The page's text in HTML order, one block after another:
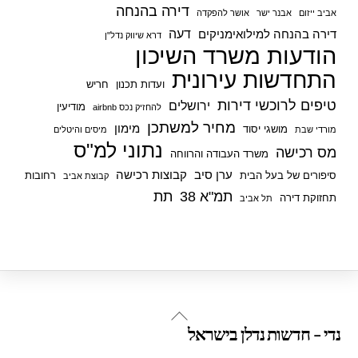
אביב ייזום אבנר ישר אושר להפקדה דירה בהנחה
דירה בהנחה למילואימניקים דעה דרא שיווק נדל"ן
הודעות משרד השיכון
התחדשות עירונית ועדות תכנון חריש
טיפים לרוכשי דירות ירושלים להחזיק נכס airbnb מודיעין
מורדי שבת מושגי יסוד מחיר למשתכן מימון מיסים והיטלים
מס רכישה משרד העבודה והרווחה נתוני למ"ס
סיפורים של בעל הבית ערן סיב קבוצות רכישה קבוצת אביב
רחובות
תחזוקת דירה
תל אביב תמ"א 38 תת
Back
נדי - חדשות נדלן בישראל